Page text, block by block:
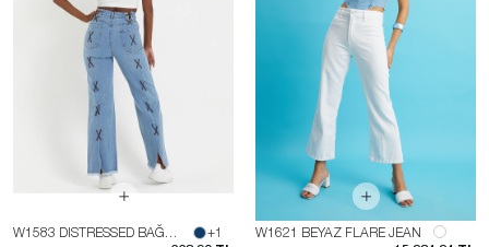
W1583 DISTRESSED BAĞCIKLI JEAN
+1
W1621 BEYAZ FLARE JEAN